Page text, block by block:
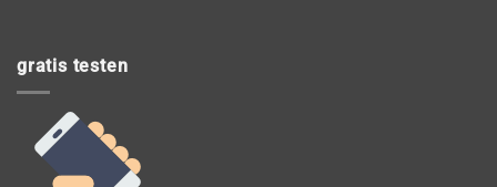
gratis testen